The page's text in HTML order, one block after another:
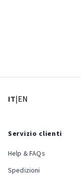
IT: Lingua corrente
|EN
Servizio clienti
Help & FAQs
Spedizioni